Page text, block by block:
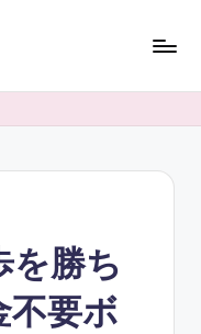
を勝ち
不要ボ